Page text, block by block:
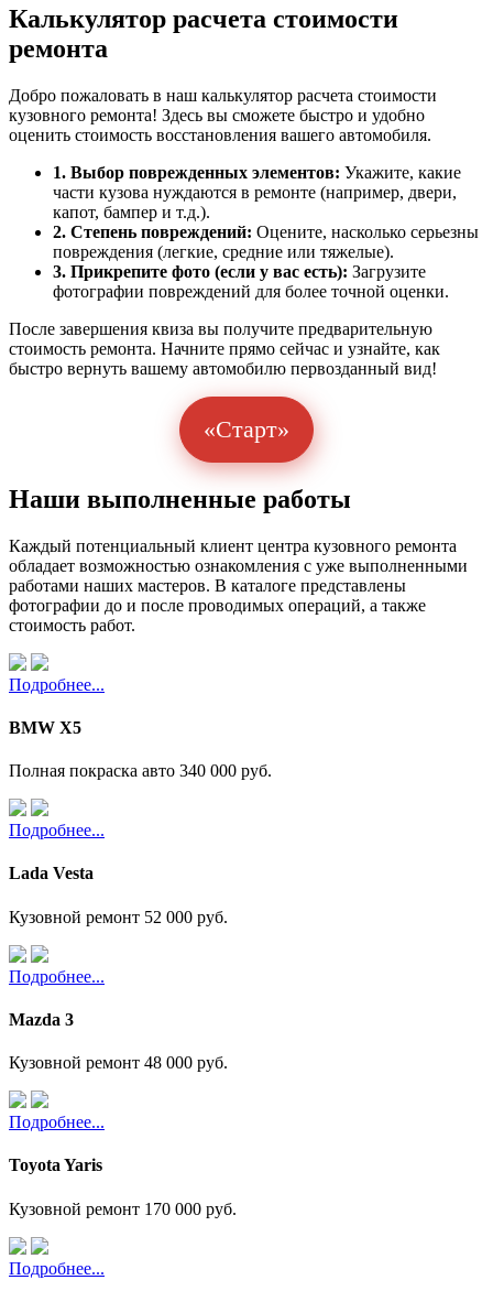
Калькулятор расчета стоимости
ремонта
Добро пожаловать в наш калькулятор расчета стоимости
кузовного ремонта! Здесь вы сможете быстро и удобно
оценить стоимость восстановления вашего автомобиля.
1. Выбор поврежденных элементов: Укажите, какие
части кузова нуждаются в ремонте (например, двери,
капот, бампер и т.д.).
2. Степень повреждений: Оцените, насколько серьезны
повреждения (легкие, средние или тяжелые).
3. Прикрепите фото (если у вас есть): Загрузите
фотографии повреждений для более точной оценки.
После завершения квиза вы получите предварительную
стоимость ремонта. Начните прямо сейчас и узнайте, как
быстро вернуть вашему автомобилю первозданный вид!
«Старт»
Наши выполненные работы
Каждый потенциальный клиент центра кузовного ремонта
обладает возможностью ознакомления с уже выполненными
работами наших мастеров. В каталоге представлены
фотографии до и после проводимых операций, а также
стоимость работ.
Подробнее...
BMW X5
Полная покраска авто 340 000 руб.
Подробнее...
Lada Vesta
Кузовной ремонт 52 000 руб.
Подробнее...
Mazda 3
Кузовной ремонт 48 000 руб.
Подробнее...
Toyota Yaris
Кузовной ремонт 170 000 руб.
Подробнее...